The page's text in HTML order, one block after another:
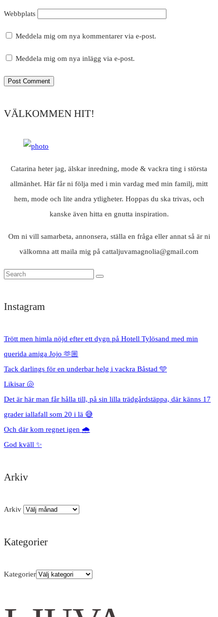
Webbplats
Meddela mig om nya kommentarer via e-post.
Meddela mig om nya inlägg via e-post.
VÄLKOMMEN HIT!
Catarina heter jag, älskar inredning, mode & vackra ting i största
allmänhet. Här får ni följa med i min vardag med min familj, mitt
hem, mode och lite andra ytligheter. Hoppas du ska trivas, och
kanske även hitta en gnutta inspiration.
Om ni vill samarbeta, annonsera, ställa en fråga eller annat så är ni
välkomna att maila mig på cattaljuvamagnolia@gmail.com
Instagram
Trött men himla nöjd efter ett dygn på Hotell Tylösand med min
querida amiga Jojo 🫶🏼
Tack darlings för en underbar helg i vackra Båstad 🩵
Likisar 🐚
Det är här man får hålla till, på sin lilla trädgårdstäppa, där känns 17
grader iallafall som 20 i lä 😅
Och där kom regnet igen 🌧️
God kväll ✨
Arkiv
Arkiv
Kategorier
Kategorier